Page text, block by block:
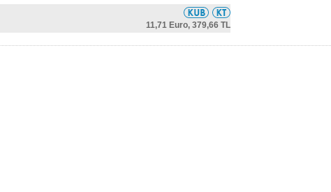
11,71 Euro, 379,66 TL